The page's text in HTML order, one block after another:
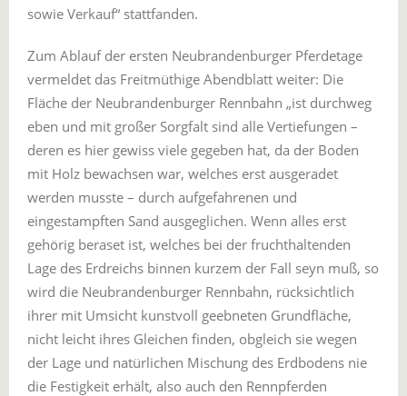
sowie Verkauf“ stattfanden.
Zum Ablauf der ersten Neubrandenburger Pferdetage
vermeldet das Freitmüthige Abendblatt weiter: Die
Fläche der Neubrandenburger Rennbahn „ist durchweg
eben und mit großer Sorgfalt sind alle Vertiefungen –
deren es hier gewiss viele gegeben hat, da der Boden
mit Holz bewachsen war, welches erst ausgeradet
werden musste – durch aufgefahrenen und
eingestampften Sand ausgeglichen. Wenn alles erst
gehörig beraset ist, welches bei der fruchthaltenden
Lage des Erdreichs binnen kurzem der Fall seyn muß, so
wird die Neubrandenburger Rennbahn, rücksichtlich
ihrer mit Umsicht kunstvoll geebneten Grundfläche,
nicht leicht ihres Gleichen finden, obgleich sie wegen
der Lage und natürlichen Mischung des Erdbodens nie
die Festigkeit erhält, also auch den Rennpferden